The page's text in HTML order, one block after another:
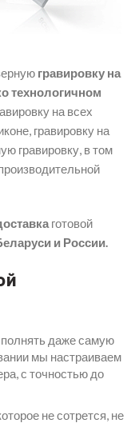
гравировку на
технологичном
на всех
гравировку на
гравировку, в том
готовой
и России.
даже самую
мы настраиваем
с точностью до
не сотрется, не